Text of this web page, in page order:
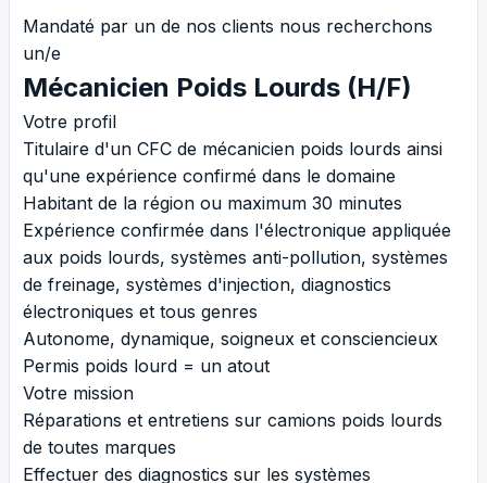
Mandaté par un de nos clients nous recherchons
un/e
Mécanicien Poids Lourds (H/F)
Votre profil
Titulaire d'un CFC de mécanicien poids lourds ainsi
qu'une expérience confirmé dans le domaine
Habitant de la région ou maximum 30 minutes
Expérience confirmée dans l'électronique appliquée
aux poids lourds, systèmes anti-pollution, systèmes
de freinage, systèmes d'injection, diagnostics
électroniques et tous genres
Autonome, dynamique, soigneux et consciencieux
Permis poids lourd = un atout
Votre mission
Réparations et entretiens sur camions poids lourds
de toutes marques
Effectuer des diagnostics sur les systèmes